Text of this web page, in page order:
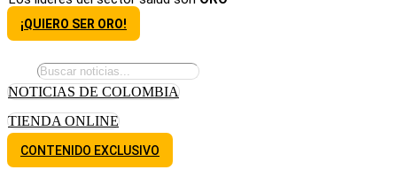
¡QUIERO SER ORO!
NOTICIAS DE COLOMBIA
TIENDA ONLINE
CONTENIDO EXCLUSIVO